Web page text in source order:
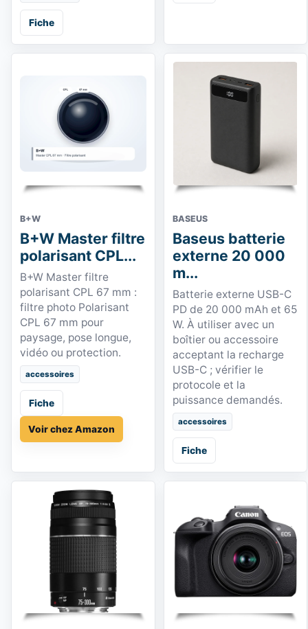
Fiche
B+W
B+W Master filtre
polarisant CPL...
B+W Master filtre
polarisant CPL 67 mm :
filtre photo Polarisant
CPL 67 mm pour
paysage, pose longue,
vidéo ou protection.
accessoires
Fiche
Voir chez Amazon
BASEUS
Baseus batterie
externe 20 000
m...
Batterie externe USB-C
PD de 20 000 mAh et 65
W. À utiliser avec un
boîtier ou accessoire
acceptant la recharge
USB-C ; vérifier le
protocole et la
puissance demandés.
accessoires
Fiche